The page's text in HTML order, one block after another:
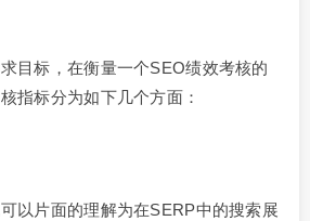
目标，在衡量一个SEO绩效考核的
指标分为如下几个方面：
以片面的理解为在SERP中的搜索展